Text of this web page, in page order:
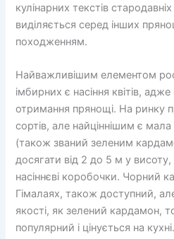
кулінарних текстів
виділяється серед інших
походженням.
Найважливішим елементом
імбирних є насіння квітів,
отримання прянощі. На ринку
сортів, але найціннішим є
(також званий зеленим
досягати від 2 до 5 м у
насіннєві коробочки. Чорний
Гімалаях, також доступний,
якості, як зелений кардамон,
популярний і цінується на кухні.